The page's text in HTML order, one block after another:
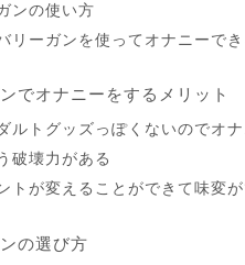
ンの使い方
リーガンを使ってオナニーでき
でオナニーをするメリット
ルトグッズっぽくないのでオ
破壊力がある
トが変えることができて味変が
の選び方